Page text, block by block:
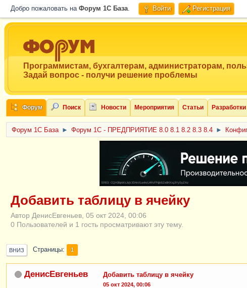
Добро пожаловать на Форум 1C База. Войти Регистрация
Программистам, бухгалтерам, администраторам,
Задай вопрос - получи решение проблемы
Форум Поиск Новости Мероприятия Статьи Разработки
Форум 1C База ► Форум 1С - ПРЕДПРИЯТИЕ 8.0 8.1 8.2 8.3 8.4 ►
ERID: CQH36pWzJqVJD4xVLsnhcU4hVPNjkBZe8KKxjJiYySyZAz
Добавить таблицу в ячейку
Автор ДенисЕвгеньев, 05 окт 2024, 00:06
0 Пользователей и 1 гость просматривают эту тему.
ВНИЗ Страницы 1
ДенисЕвгеньев Добавить таблицу в ячейку
05 окт 2024, 00:06